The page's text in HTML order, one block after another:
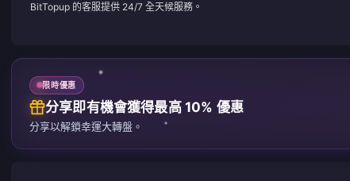
BitTopup 的客服提供 24/7 全天候服務。
限時優惠
分享即有機會獲得最高 10% 優惠
分享以解鎖幸運大轉盤。